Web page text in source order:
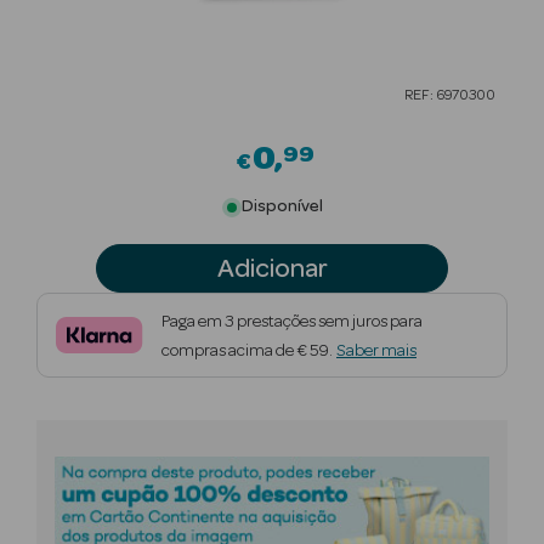
Beauty Season
Maquilhagem
Beauty Season
Perfumes
Beauty Season
REF: 6970300
€0 99
Disponível
Adicionar
Paga em 3 prestações sem juros para
compras acima de € 59. Saber mais